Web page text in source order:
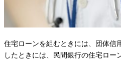
住宅ローンを組むときには、団体信
したときには、民間銀行の住宅ロー